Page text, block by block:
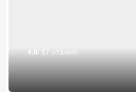
4.8/ 57 отзывов